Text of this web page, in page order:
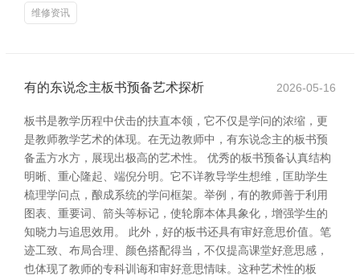
维修资讯
有的东说念主板书预备艺术探析 2026-05-16
板书是教学历程中伏击的扶直本领，它不仅是学问的浓缩，更
是教师教学艺术的体现。在无边教师中，有东说念主的板书预
备盂方水方，展现出极高的艺术性。 优秀的板书预备认真结构
明晰、重心隆起、端倪分明。它不详教导学生想维，匡助学生
梳理学问点，酿成系统的学问框架。举例，有的教师善于利用
图表、重要词、箭头等标记，使轮廓本体具象化，增强学生的
知晓力与追思效用。 此外，好的板书还具有审好意思价值。笔
迹工致、布局合理、颜色搭配得当，不仅提高课堂好意思感，
也体现了教师的专科训诲和审好意思情味。这种艺术性的板